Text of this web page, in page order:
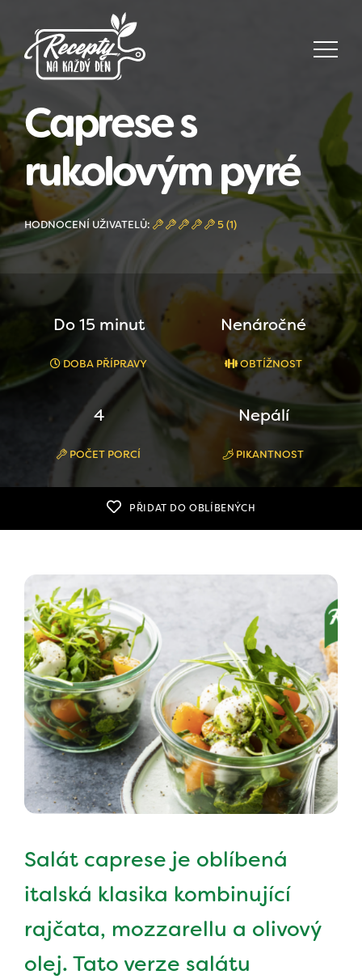
Caprese s
rukolovým pyré
HODNOCENÍ UŽIVATELŮ: 5 (1)
Do 15 minut
DOBA PŘÍPRAVY
Nenáročné
OBTÍŽNOST
4
POČET PORCÍ
Nepálí
PIKANTNOST
PŘIDAT DO OBLÍBENÝCH
Salát caprese je oblíbená
italská klasika kombinující
rajčata, mozzarellu a olivový
olej. Tato verze salátu